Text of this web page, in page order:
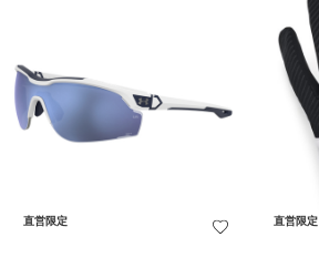
直営限定 直営限定